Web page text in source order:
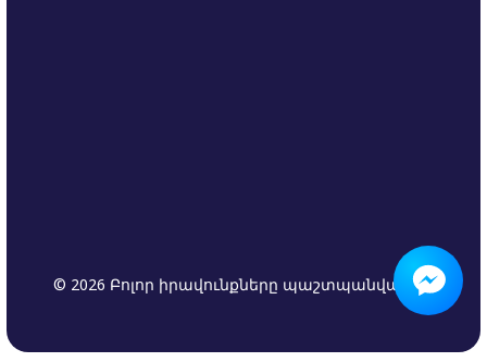
© 2026 Բոլոր իրավունքները պաշտպանված են